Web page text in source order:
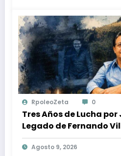
RpoleoZeta 0
Tres Años de Lucha por
Legado de Fernando
la Búsqueda de la
contra la Impunidad
Agosto 9, 2026